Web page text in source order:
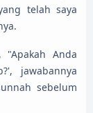
telah saya
"Apakah Anda
jawabannya
sebelum